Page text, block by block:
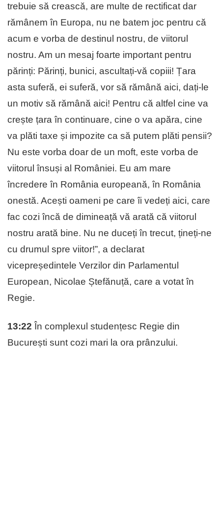
trebuie să crească, are multe de rectificat dar
rămânem în Europa, nu ne batem joc pentru că
acum e vorba de destinul nostru, de viitorul
nostru. Am un mesaj foarte important pentru
părinți: Părinți, bunici, ascultați-vă copiii! Țara
asta suferă, ei suferă, vor să rămână aici, dați-le
un motiv să rămână aici! Pentru că altfel cine va
crește țara în continuare, cine o va apăra, cine
va plăti taxe și impozite ca să putem plăti pensii?
Nu este vorba doar de un moft, este vorba de
viitorul însuși al României. Eu am mare
încredere în România europeană, în România
onestă. Acești oameni pe care îi vedeți aici, care
fac cozi încă de dimineață vă arată că viitorul
nostru arată bine. Nu ne duceți în trecut, țineți-ne
cu drumul spre viitor!”, a declarat
vicepreședintele Verzilor din Parlamentul
European, Nicolae Ștefănuță, care a votat în
Regie.
13:22 În complexul studențesc Regie din
București sunt cozi mari la ora prânzului.